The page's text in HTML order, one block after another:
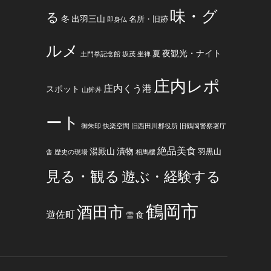
る 冬 出羽三山 即身仏 名所・旧跡 味・グ
ルメ
土門拳記念館 坂茂 坐禅 夏 夜観光・ナイト
スポット 山鉾丼 庄内くう港 庄内レポ
ート
御朱印 快楽空間 旧西田川郡役所 旧鶴岡警察署庁
舎 歴史の現場 湯殿山 漬物 相馬樓 絶品美食 羽黒山
見る・観る 遊ぶ・経験する
遊佐町酒田市 雪 食 鶴岡市